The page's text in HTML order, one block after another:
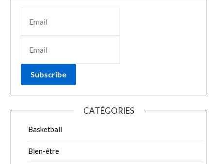
Subscribe
CATÉGORIES
Basketball
Bien-être